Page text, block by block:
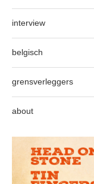
interview
belgisch
grensverleggers
about